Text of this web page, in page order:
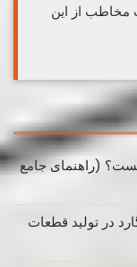
از این
(راهنمای جامع
در تولید قطعات